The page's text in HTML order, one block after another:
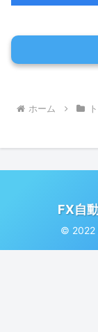
ホーム
FX自
© 2022